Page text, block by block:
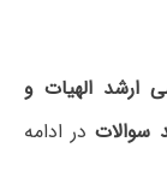
ارشد الهیات و
در ادامه